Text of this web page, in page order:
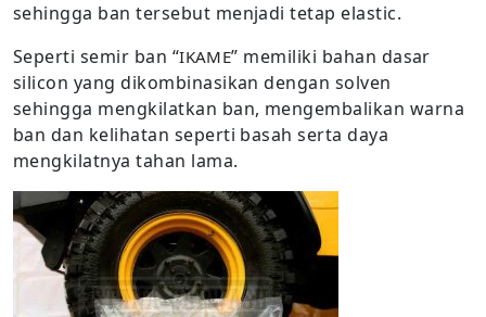
sehingga ban tersebut menjadi tetap elastic.
Seperti semir ban “IKAME” memiliki bahan dasar
silicon yang dikombinasikan dengan solven
sehingga mengkilatkan ban, mengembalikan warna
ban dan kelihatan seperti basah serta daya
mengkilatnya tahan lama.